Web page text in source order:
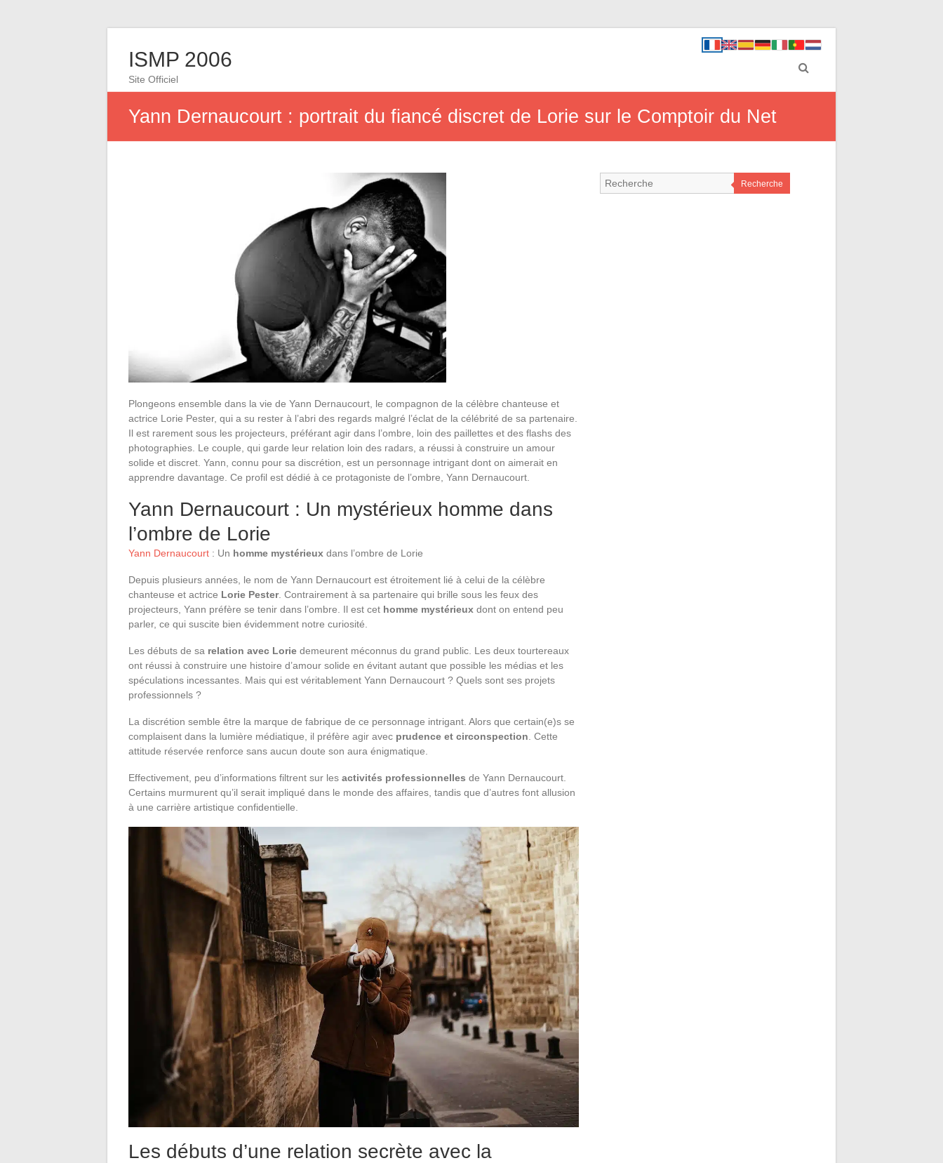
ISMP 2006
Site Officiel
Yann Dernaucourt : portrait du fiancé discret de Lorie sur le Comptoir du Net
Plongeons ensemble dans la vie de Yann Dernaucourt, le compagnon de la célèbre chanteuse et
actrice Lorie Pester, qui a su rester à l’abri des regards malgré l’éclat de la célébrité de sa partenaire.
Il est rarement sous les projecteurs, préférant agir dans l’ombre, loin des paillettes et des flashs des
photographies. Le couple, qui garde leur relation loin des radars, a réussi à construire un amour
solide et discret. Yann, connu pour sa discrétion, est un personnage intrigant dont on aimerait en
apprendre davantage. Ce profil est dédié à ce protagoniste de l’ombre, Yann Dernaucourt.
Yann Dernaucourt : Un mystérieux homme dans
l’ombre de Lorie
Yann Dernaucourt : Un homme mystérieux dans l’ombre de Lorie
Depuis plusieurs années, le nom de Yann Dernaucourt est étroitement lié à celui de la célèbre
chanteuse et actrice Lorie Pester. Contrairement à sa partenaire qui brille sous les feux des
projecteurs, Yann préfère se tenir dans l’ombre. Il est cet homme mystérieux dont on entend peu
parler, ce qui suscite bien évidemment notre curiosité.
Les débuts de sa relation avec Lorie demeurent méconnus du grand public. Les deux tourtereaux
ont réussi à construire une histoire d’amour solide en évitant autant que possible les médias et les
spéculations incessantes. Mais qui est véritablement Yann Dernaucourt ? Quels sont ses projets
professionnels ?
La discrétion semble être la marque de fabrique de ce personnage intrigant. Alors que certain(e)s se
complaisent dans la lumière médiatique, il préfère agir avec prudence et circonspection . Cette
attitude réservée renforce sans aucun doute son aura énigmatique.
Effectivement, peu d’informations filtrent sur les activités professionnelles de Yann Dernaucourt.
Certains murmurent qu’il serait impliqué dans le monde des affaires, tandis que d’autres font allusion
à une carrière artistique confidentielle.
Les débuts d’une relation secrète avec la
Recherche